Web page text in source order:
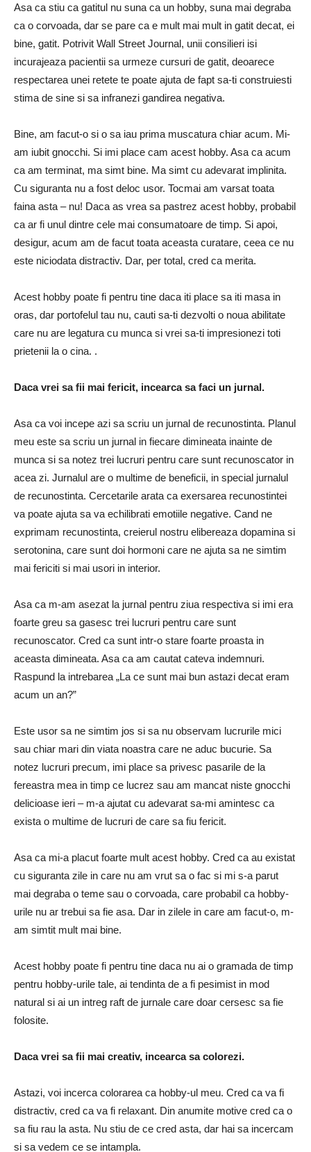
Asa ca stiu ca gatitul nu suna ca un hobby, suna mai degraba
ca o corvoada, dar se pare ca e mult mai mult in gatit decat, ei
bine, gatit. Potrivit Wall Street Journal, unii consilieri isi
incurajeaza pacientii sa urmeze cursuri de gatit, deoarece
respectarea unei retete te poate ajuta de fapt sa-ti construiesti
stima de sine si sa infranezi gandirea negativa.
Bine, am facut-o si o sa iau prima muscatura chiar acum. Mi-
am iubit gnocchi. Si imi place cam acest hobby. Asa ca acum
ca am terminat, ma simt bine. Ma simt cu adevarat implinita.
Cu siguranta nu a fost deloc usor. Tocmai am varsat toata
faina asta – nu! Daca as vrea sa pastrez acest hobby, probabil
ca ar fi unul dintre cele mai consumatoare de timp. Si apoi,
desigur, acum am de facut toata aceasta curatare, ceea ce nu
este niciodata distractiv. Dar, per total, cred ca merita.
Acest hobby poate fi pentru tine daca iti place sa iti masa in
oras, dar portofelul tau nu, cauti sa-ti dezvolti o noua abilitate
care nu are legatura cu munca si vrei sa-ti impresionezi toti
prietenii la o cina. .
Daca vrei sa fii mai fericit, incearca sa faci un jurnal.
Asa ca voi incepe azi sa scriu un jurnal de recunostinta. Planul
meu este sa scriu un jurnal in fiecare dimineata inainte de
munca si sa notez trei lucruri pentru care sunt recunoscator in
acea zi. Jurnalul are o multime de beneficii, in special jurnalul
de recunostinta. Cercetarile arata ca exersarea recunostintei
va poate ajuta sa va echilibrati emotiile negative. Cand ne
exprimam recunostinta, creierul nostru elibereaza dopamina si
serotonina, care sunt doi hormoni care ne ajuta sa ne simtim
mai fericiti si mai usori in interior.
Asa ca m-am asezat la jurnal pentru ziua respectiva si imi era
foarte greu sa gasesc trei lucruri pentru care sunt
recunoscator. Cred ca sunt intr-o stare foarte proasta in
aceasta dimineata. Asa ca am cautat cateva indemnuri.
Raspund la intrebarea „La ce sunt mai bun astazi decat eram
acum un an?”
Este usor sa ne simtim jos si sa nu observam lucrurile mici
sau chiar mari din viata noastra care ne aduc bucurie. Sa
notez lucruri precum, imi place sa privesc pasarile de la
fereastra mea in timp ce lucrez sau am mancat niste gnocchi
delicioase ieri – m-a ajutat cu adevarat sa-mi amintesc ca
exista o multime de lucruri de care sa fiu fericit.
Asa ca mi-a placut foarte mult acest hobby. Cred ca au existat
cu siguranta zile in care nu am vrut sa o fac si mi s-a parut
mai degraba o teme sau o corvoada, care probabil ca hobby-
urile nu ar trebui sa fie asa. Dar in zilele in care am facut-o, m-
am simtit mult mai bine.
Acest hobby poate fi pentru tine daca nu ai o gramada de timp
pentru hobby-urile tale, ai tendinta de a fi pesimist in mod
natural si ai un intreg raft de jurnale care doar cersesc sa fie
folosite.
Daca vrei sa fii mai creativ, incearca sa colorezi.
Astazi, voi incerca colorarea ca hobby-ul meu. Cred ca va fi
distractiv, cred ca va fi relaxant. Din anumite motive cred ca o
sa fiu rau la asta. Nu stiu de ce cred asta, dar hai sa incercam
si sa vedem ce se intampla.